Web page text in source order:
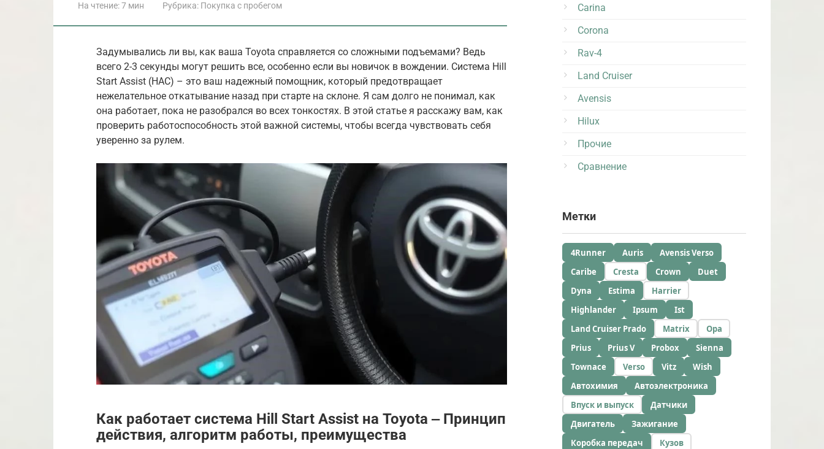
На чтение:7 мин Рубрика: Покупка с пробегом
Задумывались ли вы, как ваша Toyota справляется со сложными подъемами? Ведь
всего 2-3 секунды могут решить все, особенно если вы новичок в вождении. Система Hill
Start Assist (HAC) – это ваш надежный помощник, который предотвращает
нежелательное откатывание назад при старте на склоне. Я сам долго не понимал, как
она работает, пока не разобрался во всех тонкостях. В этой статье я расскажу вам, как
проверить работоспособность этой важной системы, чтобы всегда чувствовать себя
уверенно за рулем.
Как работает система Hill Start Assist на Toyota ‒ Принцип
действия, алгоритм работы, преимущества
Carina
Corona
Rav-4
Land Cruiser
Avensis
Hilux
Прочие
Сравнение
Метки
4Runner Auris
Avensis Verso
Caribe
Cresta Crown
Duet
Dyna
Estima
Harrier
Highlander
Ipsum
Ist
Land Cruiser Prado
Matrix
Opa
Prius
Prius V Probox
Sienna
Townace
Verso Vitz
Wish
Автохимия
Автоэлектроника
Впуск и выпуск
Датчики
Двигатель
Зажигание
Коробка передач
Кузов